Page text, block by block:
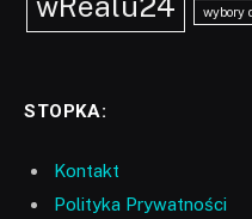
wybory
STOPKA:
Kontakt
Polityka Prywatności